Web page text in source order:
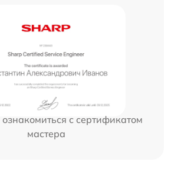
с сертификатом
мастера